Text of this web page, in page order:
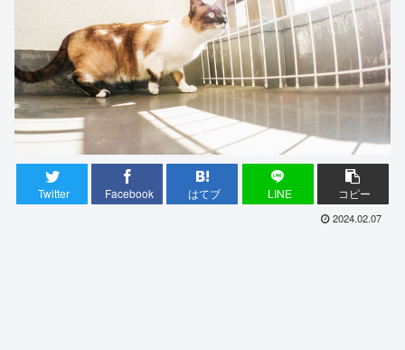
Twitter Facebook はてブ LINE コピー
2024.02.07